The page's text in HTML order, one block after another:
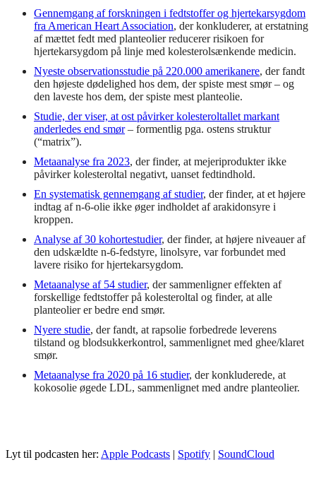
Gennemgang af forskningen i fedtstoffer og hjertekarsygdom
fra American Heart Association, der konkluderer, at erstatning
af mættet fedt med planteolier reducerer risikoen for
hjertekarsygdom på linje med kolesterolsænkende medicin.
Nyeste observationsstudie på 220.000 amerikanere, der fandt
den højeste dødelighed hos dem, der spiste mest smør – og
den laveste hos dem, der spiste mest planteolie.
Studie, der viser, at ost påvirker kolesteroltallet markant
anderledes end smør– formentlig pga. ostens struktur
(“matrix”).
Metaanalyse fra 2023, der finder, at mejeriprodukter ikke
påvirker kolesteroltal negativt, uanset fedtindhold.
En systematisk gennemgang af studier, der finder, at et højere
indtag af n-6-olie ikke øger indholdet af arakidonsyre i
kroppen.
Analyse af 30 kohortestudier, der finder, at højere niveauer af
den udskældte n-6-fedstyre, linolsyre, var forbundet med
lavere risiko for hjertekarsygdom.
Metaanalyse af 54 studier, der sammenligner effekten af
forskellige fedtstoffer på kolesteroltal og finder, at alle
planteolier er bedre end smør.
Nyere studie, der fandt, at rapsolie forbedrede leverens
tilstand og blodsukkerkontrol, sammenlignet med ghee/klaret
smør.
Metaanalyse fra 2020 på 16 studier, der konkluderede, at
kokosolie øgede LDL, sammenlignet med andre planteolier.
Lyt til podcasten her: Apple Podcasts | Spotify | SoundCloud